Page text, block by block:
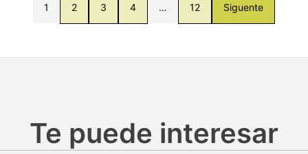
1 2 3 4 … 12 Siguente
Te puede interesar